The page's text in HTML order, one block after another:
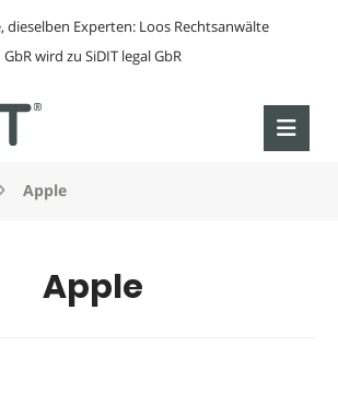
dieselben Experten: Loos Rechtsanwälte
GbR wird zu SiDIT legal GbR
Apple
Apple